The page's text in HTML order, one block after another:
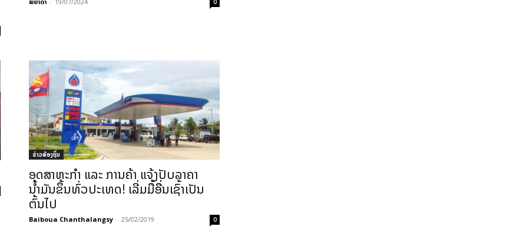
ຂ່າວທ້ອງຖິ່ນ
ອຸດສາຫະກຳ ແລະ ການຄ້າ ແຈ້ງປັບລາຄາ
ນໍ້າມັນຂຶ້ນທົ່ວປະເທດ! ເລີ່ມມື້ອື່ນເຊົ້າເປັນ
ຕົ້ນໄປ
Baiboua Chanthalangsy - 25/02/2019 0